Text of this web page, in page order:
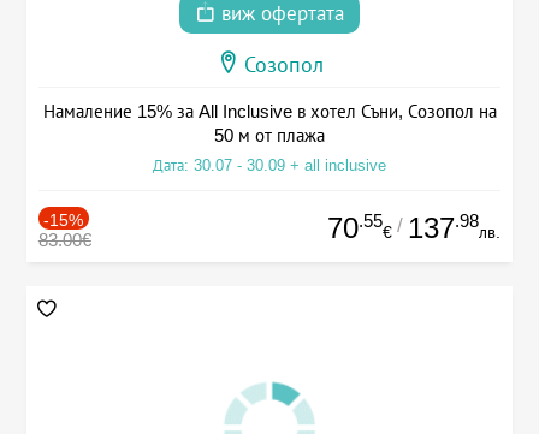
виж офертата
Созопол
Намаление 15% за All Inclusive в хотел Съни, Созопол на
50 м от плажа
Дата: 30.07 - 30.09 + all inclusive
-15%
83.00€ 70.55
€ / 137.98
лв.